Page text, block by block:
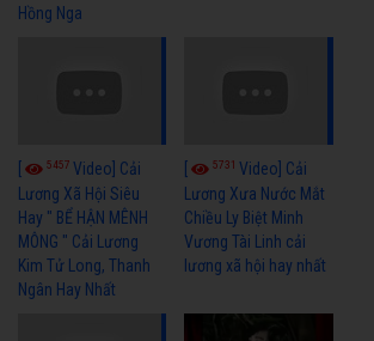
Hồng Nga
5457 Video] Cải
Lương Xã Hội Siêu
Hay " BỂ HẬN MÊNH
MÔNG " Cải Lương
Kim Tử Long, Thanh
Ngân Hay Nhất
5731Video] Cải
Lương Xưa Nước Mắt
Chiều Ly Biệt Minh
Vương Tài Linh cải
lương xã hội hay nhất